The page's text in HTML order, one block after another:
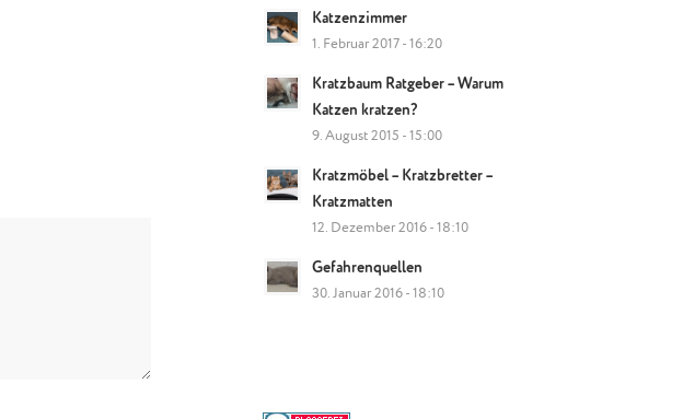
Katzenzimmer
1. Februar 2017 - 16:20
Kratzbaum Ratgeber – Warum
Katzen kratzen?
9. August 2015 - 15:00
Kratzmöbel – Kratzbretter –
Kratzmatten
12. Dezember 2016 - 18:10
Gefahrenquellen
30. Januar 2016 - 18:10